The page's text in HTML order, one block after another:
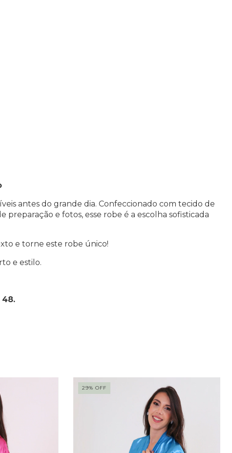
antes do grande dia. Confeccionado com tecido de
e fotos, esse robe é a escolha sofisticada
e torne este robe único!
e estilo.
29% OFF